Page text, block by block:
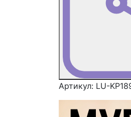
Артикул: LU-